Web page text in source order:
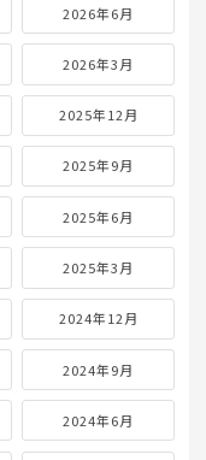
2026年6月
2026年3月
2025年12月
2025年9月
2025年6月
2025年3月
2024年12月
2024年9月
2024年6月